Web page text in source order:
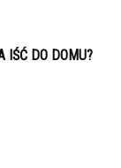
IŚĆ DO DOMU?